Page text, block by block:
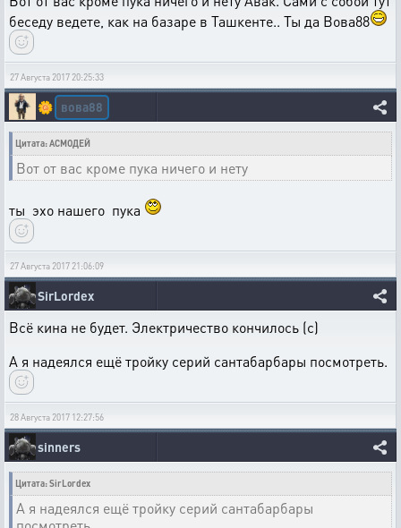
беседу ведете, как на базаре в Ташкенте.. Ты да Вова88
27 Августа 2017 20:25:33
🌼 вова88
Цитата: АСМОДЕЙ
Вот от вас кроме пука ничего и нету
ты эхо нашего пука
27 Августа 2017 21:06:09
SirLordex
Всё кина не будет. Электричество кончилось (с)
А я надеялся ещё тройку серий сантабарбары посмотреть.
28 Августа 2017 12:27:56
sinners
Цитата: SirLordex
А я надеялся ещё тройку серий сантабарбары